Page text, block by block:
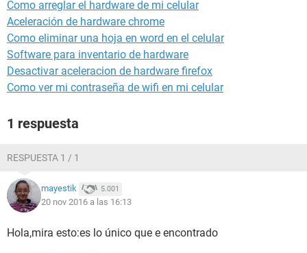
Como arreglar el hardware de mi celular
Aceleración de hardware chrome
Como eliminar una hoja en word en el celular
Software para inventario de hardware
Desactivar aceleracion de hardware firefox
Como ver mi contraseña de wifi en mi celular
1 respuesta
RESPUESTA 1 / 1
mayestik 5.001
20 nov 2016 a las 16:13
Hola,mira esto:es lo único que e encontrado